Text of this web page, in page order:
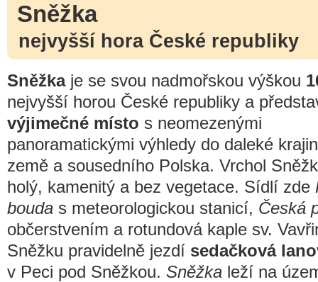
Sněžka
nejvyšší hora České republiky
Sněžkaje se svou nadmořskou výškou
nejvyšší horou České republiky a
výjimečné místo s neomezenými
panoramatickými výhledy do daleké
země a sousedního Polska. Vrchol
holý, kamenitý a bez vegetace. Sídlí zde
bouda s meteorologickou stanicí, Česká
občerstvením a rotundová kaple sv.
Sněžku pravidelně jezdí sedačková
v Peci pod Sněžkou. Sněžka leží na